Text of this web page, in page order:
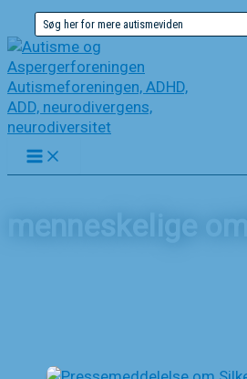
til
indholdet
Søg
efter:
menneskelige